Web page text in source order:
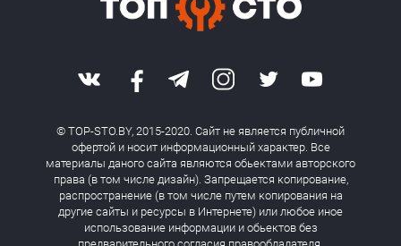
© TOP-STO.BY, 2015-2020. Сайт не является публичной
офертой и носит информационный характер. Все
материалы даного сайта являются обьектами авторского
права (в том числе дизайн). Запрещается копирование,
распространение (в том числе путем копирования на
другие сайты и ресурсы в Интернете) или любое иное
использование информации и обьектов без